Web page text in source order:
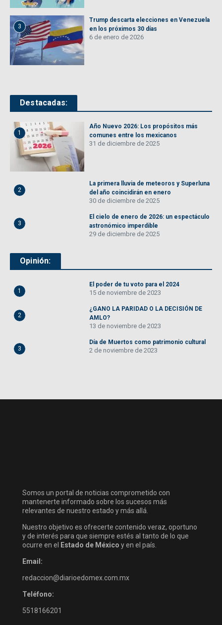
3
Trump descarta elecciones en Venezuela
en los próximos 30 días
6 de enero de 2026
Destacadas:
1
Año Nuevo 2026: Los propósitos más
comunes entre los mexicanos
31 de diciembre de 2025
2
La primera lluvia de meteoros y Superluna
del año coincidirán en enero
30 de diciembre de 2025
3
El cielo de enero de 2026: un espectáculo
astronómico imperdible
29 de diciembre de 2025
Opinión:
1
El poder de tu voto para el 2024
15 de noviembre de 2023
2
¿GANO LA PARIDAD O LA DECISIÓN DE
AMLO?
13 de noviembre de 2023
3
Día de Muertos como patrimonio cultural
2 de noviembre de 2023
Somos un portal de noticias comprometido con
mantenerte informado sobre los sucesos más
relevantes de nuestro estado y más allá.
Nuestro objetivo es ofrecerte contenido veraz, oportuno
y de interés para que siempre estés al tanto de lo que
ocurre en el
Estado de México y en el país.
Email:
redaccion@diarioedomex.com.mx
Teléfono:
5518166201